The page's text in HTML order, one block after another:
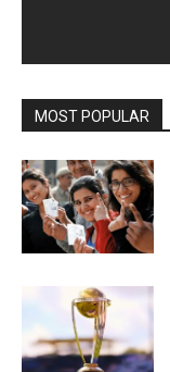
MOST POPULAR